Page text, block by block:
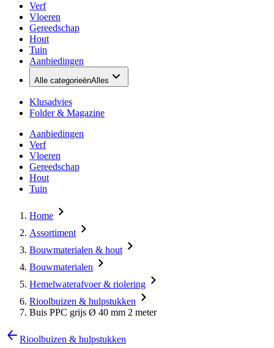
Verf
Vloeren
Gereedschap
Hout
Tuin
Aanbiedingen
Alle categorieënAlles
Klusadvies
Folder & Magazine
Aanbiedingen
Verf
Vloeren
Gereedschap
Hout
Tuin
Home
Assortiment
Bouwmaterialen & hout
Bouwmaterialen
Hemelwaterafvoer & riolering
Rioolbuizen & hulpstukken
Buis PPC grijs Ø 40 mm 2 meter
Rioolbuizen & hulpstukken